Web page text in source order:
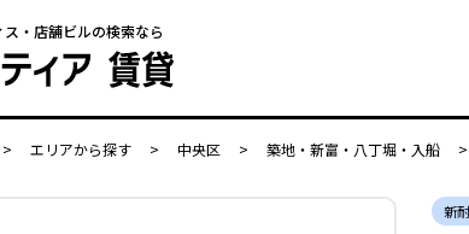
・店舗ビルの検索なら
> エリアから探す > 中央区 > 築地・新富・八丁堀・入船 >
新